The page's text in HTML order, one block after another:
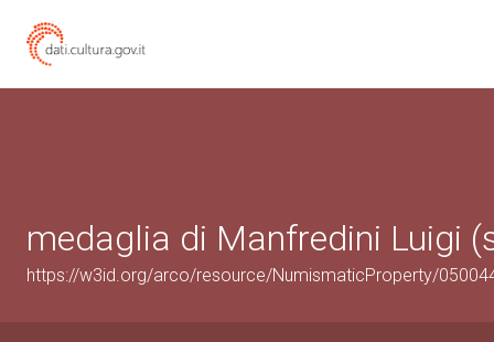
medaglia di Manfredini Luigi
https://w3id.org/arco/resource/NumismaticProperty/